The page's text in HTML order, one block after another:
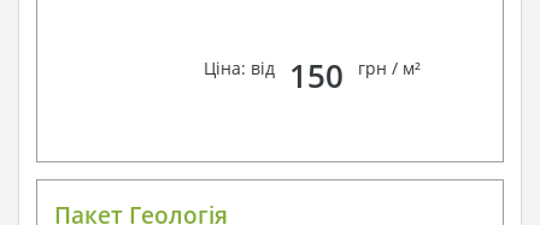
Ціна: від 150 грн / м²
Пакет Геологія